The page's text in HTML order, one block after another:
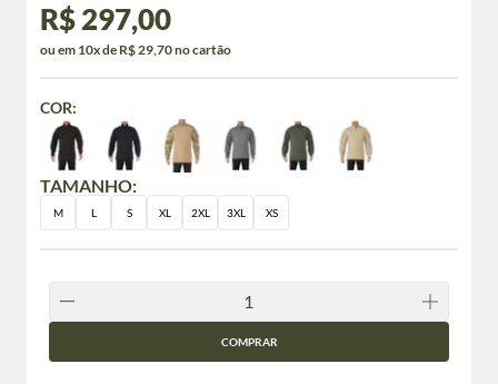
R$ 297,00
ou em 10x de R$ 29,70 no cartão
TAMANHO:
M L S XL 2XL 3XL XS
COR:
COMPRAR